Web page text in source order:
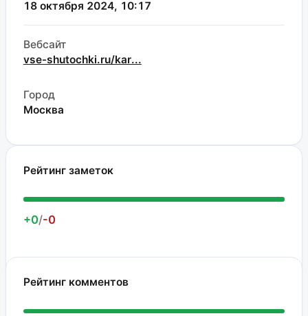
18 октября 2024, 10:17
Вебсайт
vse-shutochki.ru/kar...
Город
Москва
Рейтинг заметок
+0/-0
Рейтинг комментов